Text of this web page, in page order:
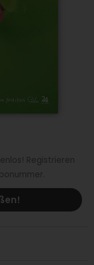
Registrieren